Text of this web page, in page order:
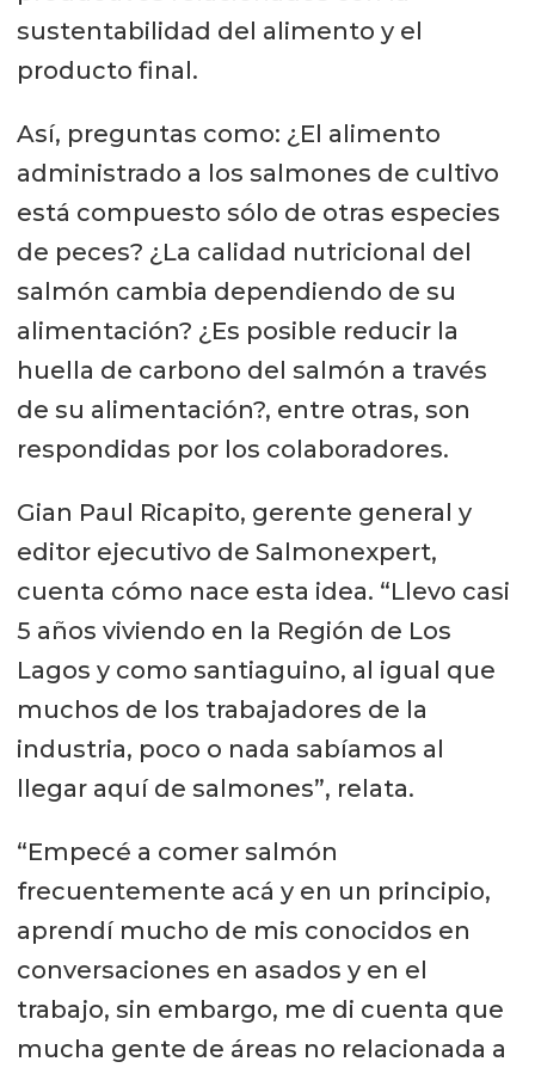
sustentabilidad del alimento y el
producto final.
Así, preguntas como: ¿El alimento
administrado a los salmones de cultivo
está compuesto sólo de otras especies
de peces? ¿La calidad nutricional del
salmón cambia dependiendo de su
alimentación? ¿Es posible reducir la
huella de carbono del salmón a través
de su alimentación?, entre otras, son
respondidas por los colaboradores.
Gian Paul Ricapito, gerente general y
editor ejecutivo de Salmonexpert,
cuenta cómo nace esta idea. “Llevo casi
5 años viviendo en la Región de Los
Lagos y como santiaguino, al igual que
muchos de los trabajadores de la
industria, poco o nada sabíamos al
llegar aquí de salmones”, relata.
“Empecé a comer salmón
frecuentemente acá y en un principio,
aprendí mucho de mis conocidos en
conversaciones en asados y en el
trabajo, sin embargo, me di cuenta que
mucha gente de áreas no relacionada a